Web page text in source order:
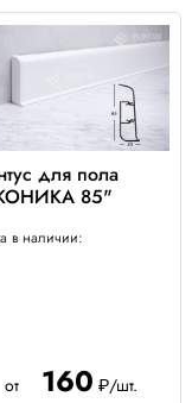
для пола
85"
в наличии:
от 160 ₽/шт.